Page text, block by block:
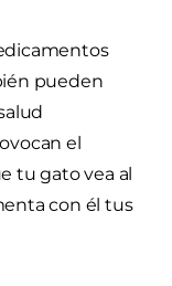
pueden
el
tu gato vea al
con él tus